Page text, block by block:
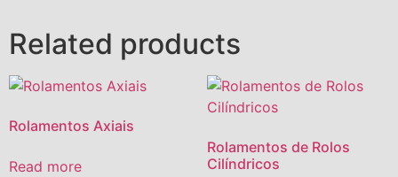
Related products
Rolamentos Axiais
Read more
Rolamentos de Rolos
Cilíndricos